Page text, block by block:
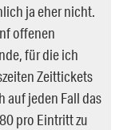
ja eher nicht.
offenen
für die ich
Zeittickets
auf jeden Fall das
pro Eintritt zu